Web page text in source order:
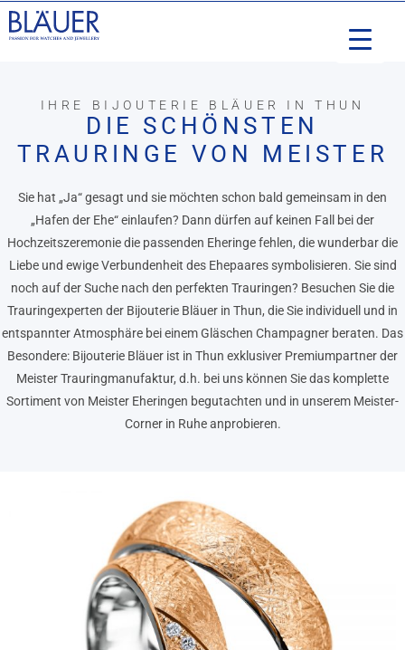
IHRE BIJOUTERIE BLÄUER IN THUN
DIE SCHÖNSTEN
TRAURINGE VON MEISTER
Sie hat „Ja“ gesagt und sie möchten schon bald gemeinsam in den
„Hafen der Ehe“ einlaufen? Dann dürfen auf keinen Fall bei der
Hochzeitszeremonie die passenden Eheringe fehlen, die wunderbar die
Liebe und ewige Verbundenheit des Ehepaares symbolisieren. Sie sind
noch auf der Suche nach den perfekten Trauringen? Besuchen Sie die
Trauringexperten der Bijouterie Bläuer in Thun, die Sie individuell und in
entspannter Atmosphäre bei einem Gläschen Champagner beraten. Das
Besondere: Bijouterie Bläuer ist in Thun exklusiver Premiumpartner der
Meister Trauringmanufaktur, d.h. bei uns können Sie das komplette
Sortiment von Meister Eheringen begutachten und in unserem Meister-
Corner in Ruhe anprobieren.